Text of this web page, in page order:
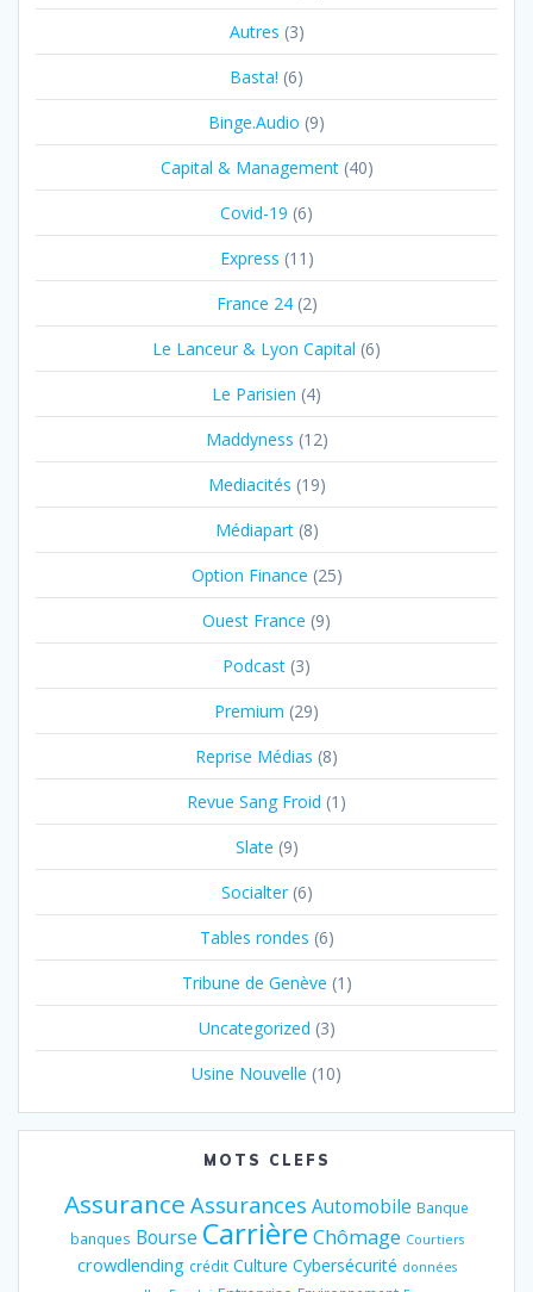
Autres (3)
Basta! (6)
Binge.Audio (9)
Capital & Management(40)
Covid-19 (6)
Express (11)
France 24(2)
Le Lanceur & Lyon Capital (6)
Le Parisien (4)
Maddyness (12)
Mediacités (19)
Médiapart(8)
Option Finance (25)
Ouest France (9)
Podcast (3)
Premium (29)
Reprise Médias (8)
Revue Sang Froid (1)
Slate (9)
Socialter(6)
Tables rondes (6)
Tribune de Genève (1)
Uncategorized (3)
Usine Nouvelle (10)
MOTS CLEFS
Assurance Assurances Automobile Banque
banques Bourse Carrière Chômage Courtiers
crowdlending crédit Culture Cybersécurité données